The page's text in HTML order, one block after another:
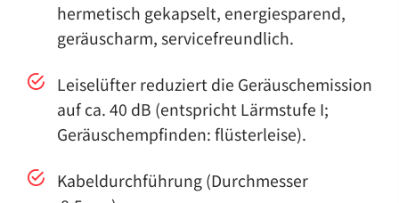
hermetisch gekapselt, energiesparend,
geräuscharm, servicefreundlich.
Leiselüfter reduziert die Geräuschemission
auf ca. 40 dB (entspricht Lärmstufe I;
Geräuschempfinden: flüsterleise).
Kabeldurchführung (Durchmesser